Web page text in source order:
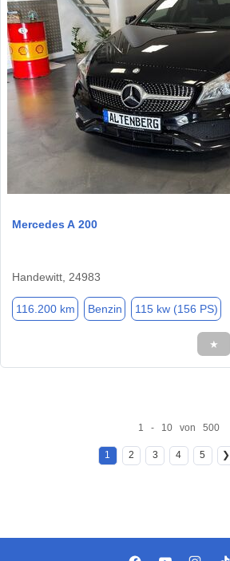
Mercedes A 200
Handewitt, 24983
116.200 km Benzin 115 kw (156 PS)
★
1 - 10 von 500
1 2 3 4 5 ❯